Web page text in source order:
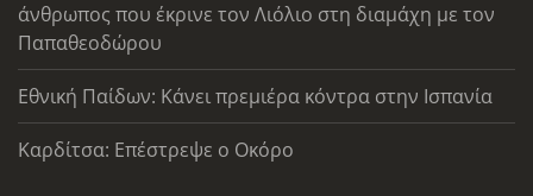
άνθρωπος που έκρινε τον Λιόλιο στη διαμάχη με τον
Παπαθεοδώρου
Εθνική Παίδων: Κάνει πρεμιέρα κόντρα στην Ισπανία
Καρδίτσα: Επέστρεψε ο Οκόρο